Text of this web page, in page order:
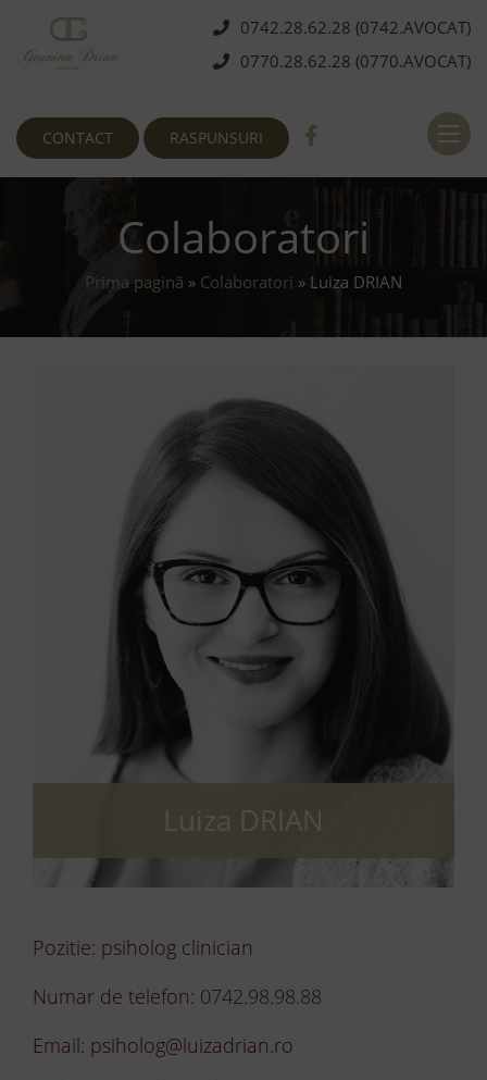
0742.28.62.28 (0742.AVOCAT)
0770.28.62.28 (0770.AVOCAT)
CONTACT RASPUNSURI
Colaboratori
Prima pagină » Colaboratori » Luiza DRIAN
Luiza DRIAN
Pozitie: psiholog clinician
Numar de telefon: 0742.98.98.88
Email: psiholog@luizadrian.ro